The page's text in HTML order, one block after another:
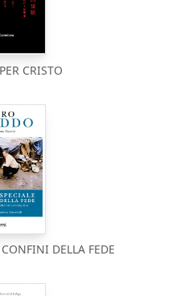
CRISTO
DELLA FEDE